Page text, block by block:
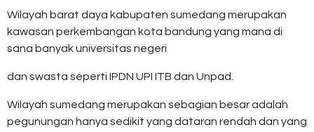
Wilayah barat daya kabupaten sumedang merupakan
kawasan perkembangan kota bandung yang mana di
sana banyak universitas negeri
dan swasta seperti IPDN UPI ITB dan Unpad.
Wilayah sumedang merupakan sebagian besar adalah
pegunungan hanya sedikit yang dataran rendah dan yang